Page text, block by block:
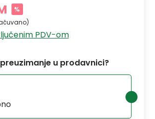
%
PDV-om
u prodavnici?